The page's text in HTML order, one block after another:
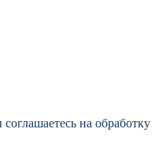
на обработку